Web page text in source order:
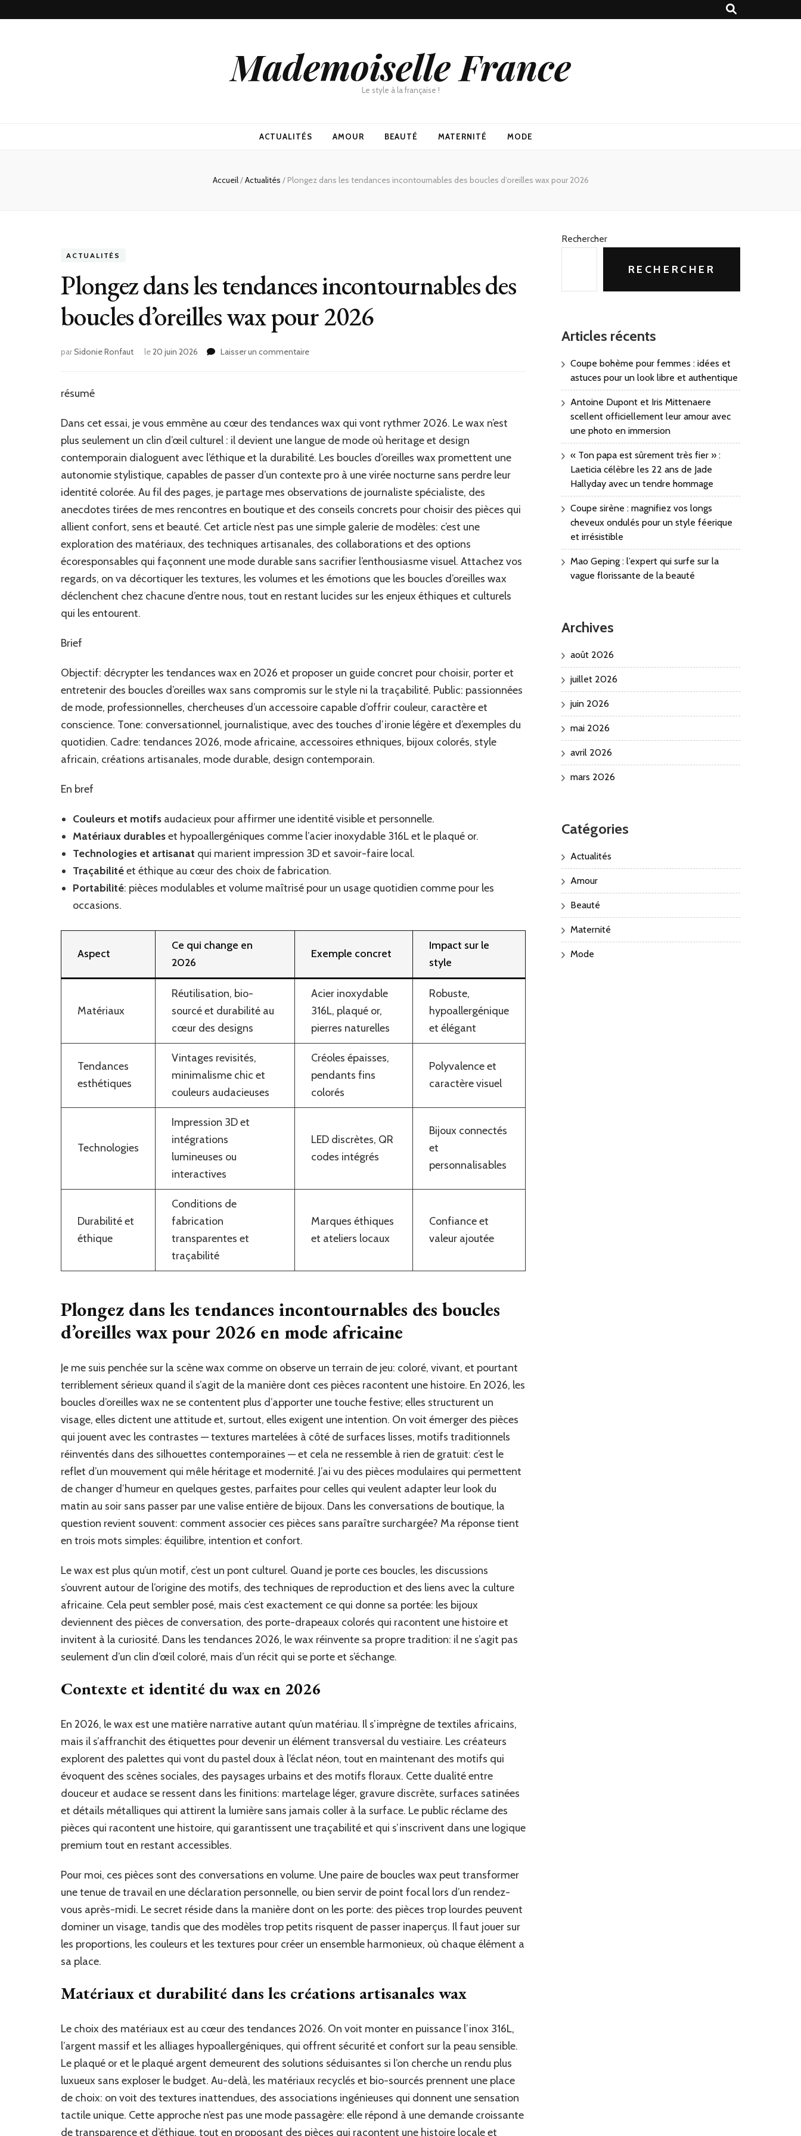
Mademoiselle France
Le style à la française !
ACTUALITÉS AMOUR BEAUTÉ MATERNITÉ MODE
Accueil/Actualités / Plongez dans les tendances incontournables des boucles d’oreilles wax pour 2026
ACTUALITÉS
Plongez dans les tendances incontournables des
boucles d’oreilles wax pour 2026
parSidonie Ronfaut le20 juin 2026 Laisser un commentairesur
des
boucles
d’oreilles
wax
pour
2026
résumé
Dans cet essai, je vous emmène au cœur des tendances wax qui vont rythmer 2026. Le wax n’est
plus seulement un clin d’œil culturel : il devient une langue de mode où heritage et design
contemporain dialoguent avec l’éthique et la durabilité. Les boucles d’oreilles wax promettent une
autonomie stylistique, capables de passer d’un contexte pro à une virée nocturne sans perdre leur
identité colorée. Au fil des pages, je partage mes observations de journaliste spécialiste, des
anecdotes tirées de mes rencontres en boutique et des conseils concrets pour choisir des pièces qui
allient confort, sens et beauté. Cet article n’est pas une simple galerie de modèles: c’est une
exploration des matériaux, des techniques artisanales, des collaborations et des options
écoresponsables qui façonnent une mode durable sans sacrifier l’enthousiasme visuel. Attachez vos
regards, on va décortiquer les textures, les volumes et les émotions que les boucles d’oreilles wax
déclenchent chez chacune d’entre nous, tout en restant lucides sur les enjeux éthiques et culturels
qui les entourent.
Brief
Objectif: décrypter les tendances wax en 2026 et proposer un guide concret pour choisir, porter et
entretenir des boucles d’oreilles wax sans compromis sur le style ni la traçabilité. Public: passionnées
de mode, professionnelles, chercheuses d’un accessoire capable d’offrir couleur, caractère et
conscience. Tone: conversationnel, journalistique, avec des touches d’ironie légère et d’exemples du
quotidien. Cadre: tendances 2026, mode africaine, accessoires ethniques, bijoux colorés, style
africain, créations artisanales, mode durable, design contemporain.
En bref
Couleurs et motifs audacieux pour affirmer une identité visible et personnelle.
Matériaux durableset hypoallergéniques comme l’acier inoxydable 316L et le plaqué or.
Technologies et artisanat qui marient impression 3D et savoir-faire local.
Traçabilitéet éthique au cœur des choix de fabrication.
Portabilité: pièces modulables et volume maîtrisé pour un usage quotidien comme pour les
occasions.
Aspect
Ce qui change en
2026
Exemple concret
Impact sur le
style
Matériaux
Réutilisation, bio-
sourcé et durabilité au
cœur des designs
Acier inoxydable
316L, plaqué or,
pierres naturelles
Robuste,
hypoallergénique
et élégant
Tendances
esthétiques
Vintages revisités,
minimalisme chic et
couleurs audacieuses
Créoles épaisses,
pendants fins
colorés
Polyvalence et
caractère visuel
Technologies
Impression 3D et
intégrations
lumineuses ou
interactives
LED discrètes, QR
codes intégrés
Bijoux connectés
et
personnalisables
Durabilité et
éthique
Conditions de
fabrication
transparentes et
traçabilité
Marques éthiques
et ateliers locaux
Confiance et
valeur ajoutée
Plongez dans les tendances incontournables des boucles
d’oreilles wax pour 2026 en mode africaine
Je me suis penchée sur la scène wax comme on observe un terrain de jeu: coloré, vivant, et pourtant
terriblement sérieux quand il s’agit de la manière dont ces pièces racontent une histoire. En 2026, les
boucles d’oreilles wax ne se contentent plus d’apporter une touche festive; elles structurent un
visage, elles dictent une attitude et, surtout, elles exigent une intention. On voit émerger des pièces
qui jouent avec les contrastes — textures martelées à côté de surfaces lisses, motifs traditionnels
réinventés dans des silhouettes contemporaines — et cela ne ressemble à rien de gratuit: c’est le
reflet d’un mouvement qui mêle héritage et modernité. J’ai vu des pièces modulaires qui permettent
de changer d’humeur en quelques gestes, parfaites pour celles qui veulent adapter leur look du
matin au soir sans passer par une valise entière de bijoux. Dans les conversations de boutique, la
question revient souvent: comment associer ces pièces sans paraître surchargée? Ma réponse tient
en trois mots simples: équilibre, intention et confort.
Le wax est plus qu’un motif, c’est un pont culturel. Quand je porte ces boucles, les discussions
s’ouvrent autour de l’origine des motifs, des techniques de reproduction et des liens avec la culture
africaine. Cela peut sembler posé, mais c’est exactement ce qui donne sa portée: les bijoux
deviennent des pièces de conversation, des porte-drapeaux colorés qui racontent une histoire et
invitent à la curiosité. Dans les tendances 2026, le wax réinvente sa propre tradition: il ne s’agit pas
seulement d’un clin d’œil coloré, mais d’un récit qui se porte et s’échange.
Contexte et identité du wax en 2026
En 2026, le wax est une matière narrative autant qu’un matériau. Il s’imprègne de textiles africains,
mais il s’affranchit des étiquettes pour devenir un élément transversal du vestiaire. Les créateurs
explorent des palettes qui vont du pastel doux à l’éclat néon, tout en maintenant des motifs qui
évoquent des scènes sociales, des paysages urbains et des motifs floraux. Cette dualité entre
douceur et audace se ressent dans les finitions: martelage léger, gravure discrète, surfaces satinées
et détails métalliques qui attirent la lumière sans jamais coller à la surface. Le public réclame des
pièces qui racontent une histoire, qui garantissent une traçabilité et qui s’inscrivent dans une logique
premium tout en restant accessibles.
Pour moi, ces pièces sont des conversations en volume. Une paire de boucles wax peut transformer
une tenue de travail en une déclaration personnelle, ou bien servir de point focal lors d’un rendez-
vous après-midi. Le secret réside dans la manière dont on les porte: des pièces trop lourdes peuvent
dominer un visage, tandis que des modèles trop petits risquent de passer inaperçus. Il faut jouer sur
les proportions, les couleurs et les textures pour créer un ensemble harmonieux, où chaque élément a
sa place.
Matériaux et durabilité dans les créations artisanales wax
Le choix des matériaux est au cœur des tendances 2026. On voit monter en puissance l’inox 316L,
l’argent massif et les alliages hypoallergéniques, qui offrent sécurité et confort sur la peau sensible.
Le plaqué or et le plaqué argent demeurent des solutions séduisantes si l’on cherche un rendu plus
luxueux sans exploser le budget. Au-delà, les matériaux recyclés et bio-sourcés prennent une place
de choix: on voit des textures inattendues, des associations ingénieuses qui donnent une sensation
tactile unique. Cette approche n’est pas une mode passagère: elle répond à une demande croissante
de transparence et d’éthique, tout en proposant des pièces qui racontent une histoire locale et
Rechercher
RECHERCHER
Articles récents
Coupe bohème pour femmes : idées et
astuces pour un look libre et authentique
Antoine Dupont et Iris Mittenaere
scellent officiellement leur amour avec
une photo en immersion
« Ton papa est sûrement très fier » :
Laeticia célèbre les 22 ans de Jade
Hallyday avec un tendre hommage
Coupe sirène : magnifiez vos longs
cheveux ondulés pour un style féerique
et irrésistible
Mao Geping : l’expert qui surfe sur la
vague florissante de la beauté
Archives
août 2026
juillet 2026
juin 2026
mai 2026
avril 2026
mars 2026
Catégories
Actualités
Amour
Beauté
Maternité
Mode